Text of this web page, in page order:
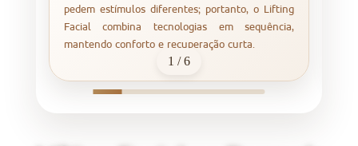
pedem estímulos diferentes; portanto, o Lifting
Facial combina tecnologias em sequência,
mantendo conforto e recuperação curta.
1 / 6